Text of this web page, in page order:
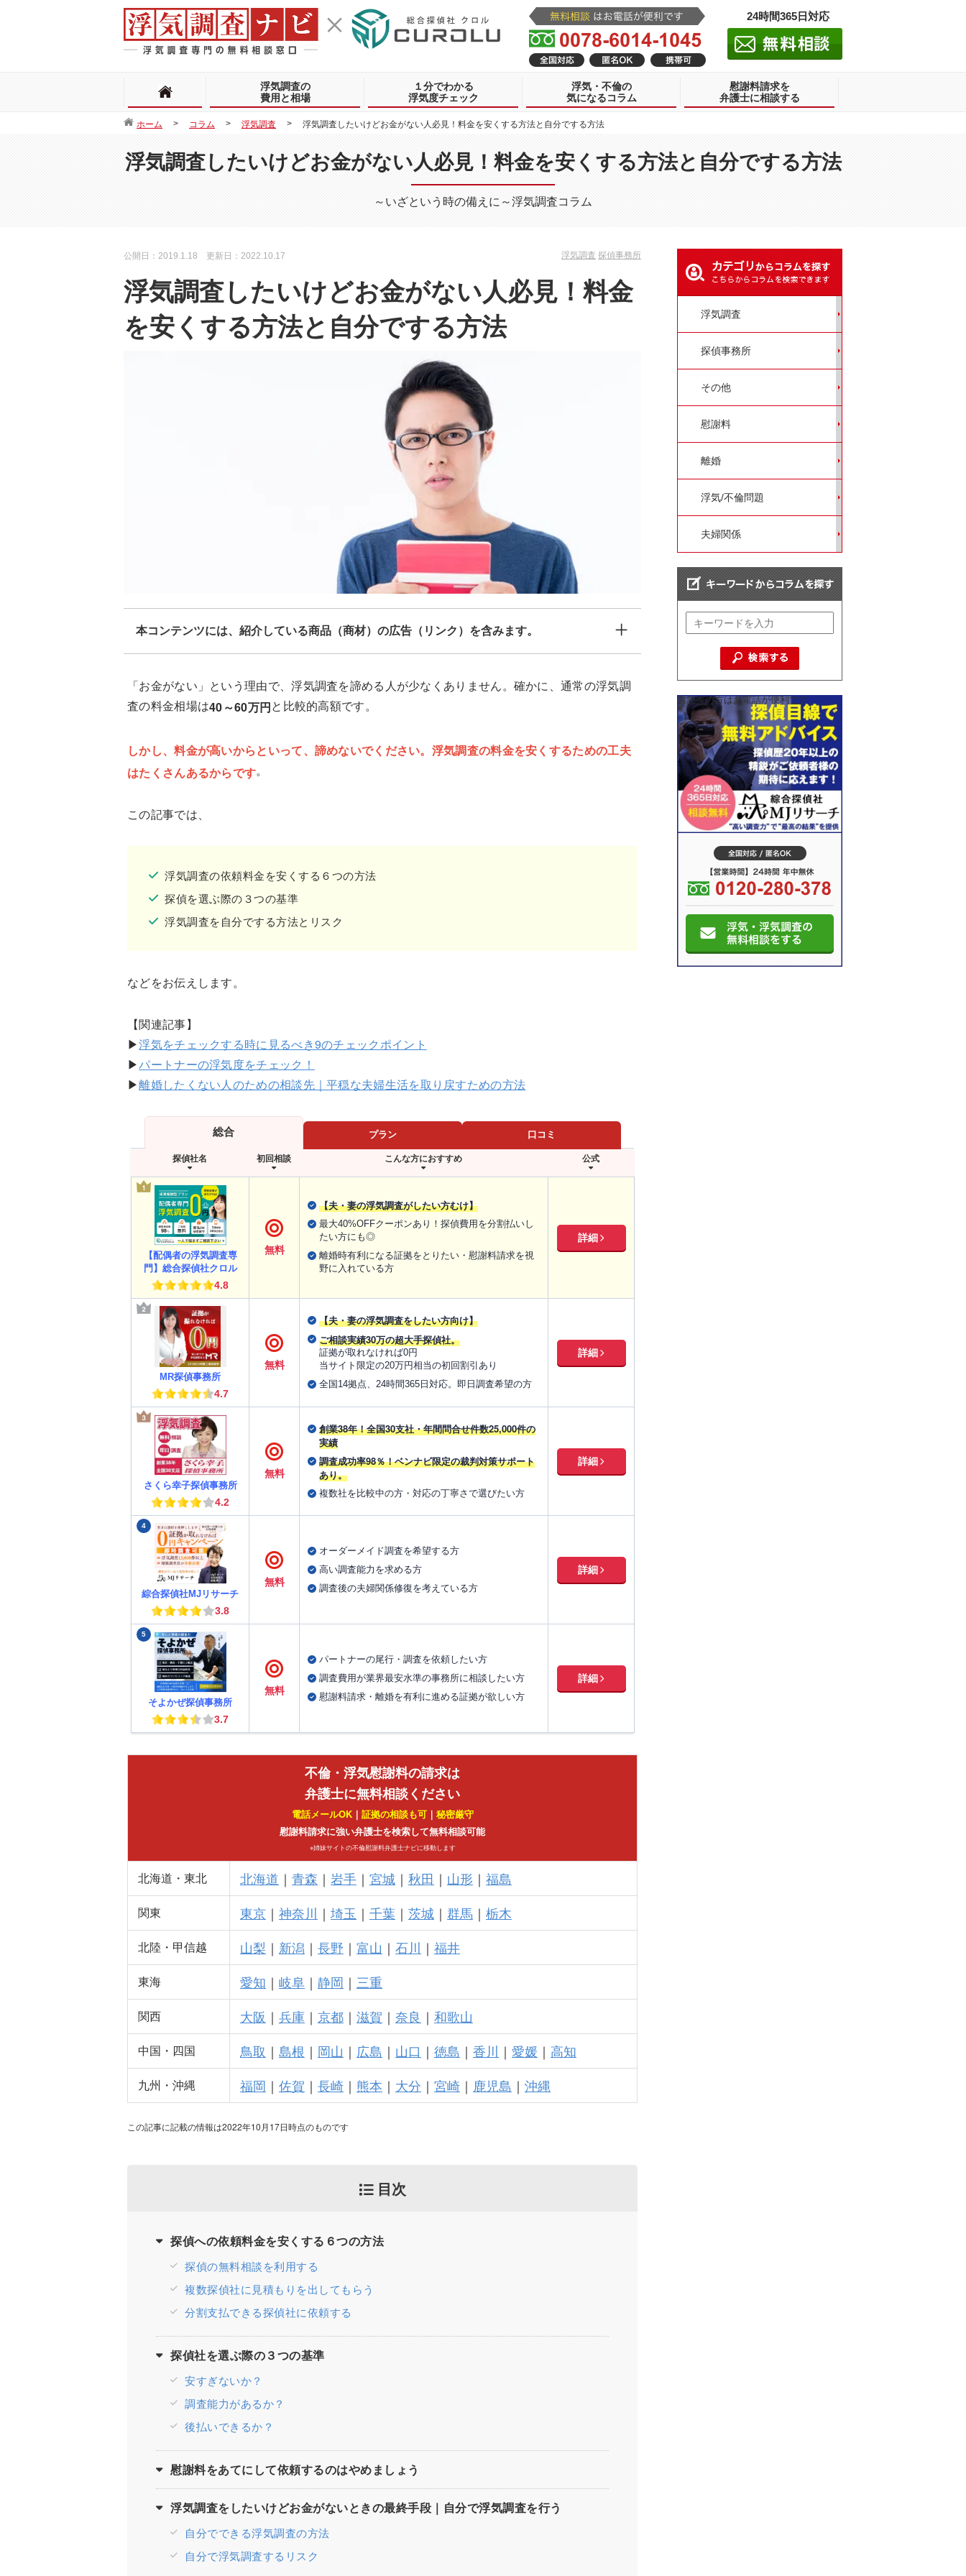
24時間365日対応
浮気調査の
費用と相場
１分でわかる
浮気度チェック
浮気・不倫の
気になるコラム
慰謝料請求を
弁護士に相談する
ホーム コラム 浮気調査 浮気調査したいけどお金がない人必見！料金を安くする方法と自分でする方法
浮気調査したいけどお金がない人必見！料金を安くする方法と自分でする方法
～いざという時の備えに～浮気調査コラム
公開日：2019.1.18 更新日：2022.10.17 浮気調査 探偵事務所
浮気調査したいけどお金がない人必見！料金
を安くする方法と自分でする方法
本コンテンツには、紹介している商品（商材）の広告（リンク）を含みます。
「お金がない」という理由で、浮気調査を諦める人が少なくありません。確かに、通常の浮気調
査の料金相場は40～60万円と比較的高額です。
しかし、料金が高いからといって、諦めないでください。浮気調査の料金を安くするための工夫
はたくさんあるからです。
この記事では、
浮気調査の依頼料金を安くする６つの方法
探偵を選ぶ際の３つの基準
浮気調査を自分でする方法とリスク
などをお伝えします。
【関連記事】
▶浮気をチェックする時に見るべき9のチェックポイント
▶パートナーの浮気度をチェック！
▶離婚したくない人のための相談先｜平穏な夫婦生活を取り戻すための方法
総合 プラン 口コミ
探偵社名 初回相談 こんな方におすすめ 公式
【配偶者の浮気調査専
門】総合探偵社クロル
4.8
無料
【夫・妻の浮気調査がしたい方むけ】
最大40%OFFクーポンあり！探偵費用を分割払いし
たい方にも◎
離婚時有利になる証拠をとりたい・慰謝料請求を視
野に入れている方
詳細
MR探偵事務所
4.7
無料
【夫・妻の浮気調査をしたい方向け】
ご相談実績30万の超大手探偵社。
証拠が取れなければ0円
当サイト限定の20万円相当の初回割引あり
全国14拠点、24時間365日対応。即日調査希望の方
詳細
さくら幸子探偵事務所
4.2
無料
創業38年！全国30支社・年間問合せ件数25,000件の
実績
調査成功率98％！ベンナビ限定の裁判対策サポート
あり。
複数社を比較中の方・対応の丁寧さで選びたい方
詳細
4
綜合探偵社MJリサーチ
3.8
無料
オーダーメイド調査を希望する方
高い調査能力を求める方
調査後の夫婦関係修復を考えている方
詳細
5
そよかぜ探偵事務所
3.7
無料
パートナーの尾行・調査を依頼したい方
調査費用が業界最安水準の事務所に相談したい方
慰謝料請求・離婚を有利に進める証拠が欲しい方
詳細
不倫・浮気慰謝料の請求は
弁護士に無料相談ください
電話メールOK｜ 証拠の相談も可｜ 秘密厳守
慰謝料請求に強い弁護士を検索して無料相談可能
※姉妹サイトの不倫慰謝料弁護士ナビに移動します
北海道・東北 北海道 ｜ 青森 ｜ 岩手 ｜ 宮城 ｜ 秋田 ｜ 山形 ｜ 福島
関東 東京 ｜ 神奈川 ｜ 埼玉 ｜ 千葉 ｜ 茨城 ｜ 群馬 ｜ 栃木
北陸・甲信越 山梨 ｜ 新潟 ｜ 長野 ｜ 富山 ｜ 石川 ｜ 福井
東海 愛知 ｜ 岐阜 ｜ 静岡 ｜ 三重
関西 大阪 ｜ 兵庫 ｜ 京都 ｜ 滋賀 ｜ 奈良 ｜ 和歌山
中国・四国 鳥取 ｜ 島根 ｜ 岡山 ｜ 広島 ｜ 山口 ｜ 徳島 ｜ 香川 ｜ 愛媛 ｜ 高知
九州・沖縄 福岡 ｜ 佐賀 ｜ 長崎 ｜ 熊本 ｜ 大分 ｜ 宮崎 ｜ 鹿児島 ｜ 沖縄
この記事に記載の情報は2022年10月17日時点のものです
目次
探偵への依頼料金を安くする６つの方法
探偵の無料相談を利用する
複数探偵社に見積もりを出してもらう
分割支払できる探偵社に依頼する
探偵社を選ぶ際の３つの基準
安すぎないか？
調査能力があるか？
後払いできるか？
慰謝料をあてにして依頼するのはやめましょう
浮気調査をしたいけどお金がないときの最終手段｜自分で浮気調査を行う
自分でできる浮気調査の方法
自分で浮気調査するリスク
浮気調査
探偵事務所
その他
慰謝料
離婚
浮気/不倫問題
夫婦関係
お急ぎの方はお電話が便利です